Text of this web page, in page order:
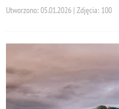
Utworzono: 05.01.2026 | Zdjęcia: 100